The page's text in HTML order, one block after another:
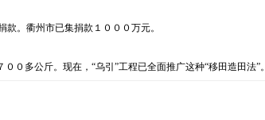
。衢州市已集捐款１０００万元。
多公斤。现在，“乌引”工程已全面推广这种“移田造田法”。